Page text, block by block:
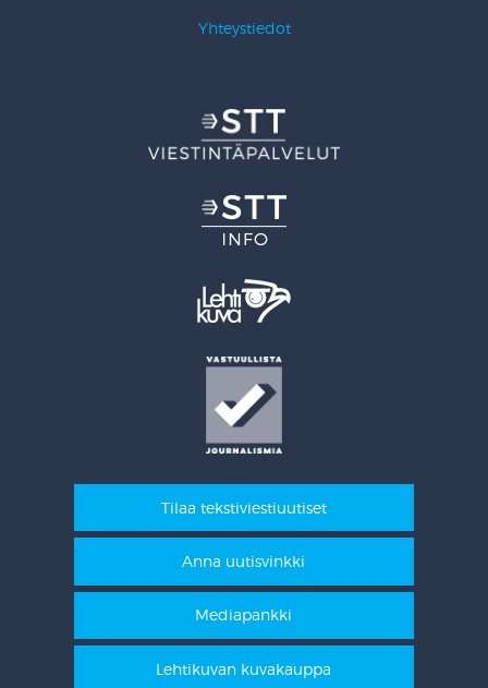
Yhteystiedot
Tilaa tekstiviestiuutiset
Anna uutisvinkki
Mediapankki
Lehtikuvan kuvakauppa